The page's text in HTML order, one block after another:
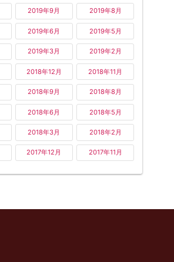
2019年9月 2019年8月
2019年6月 2019年5月
2019年3月 2019年2月
2018年12月 2018年11月
2018年9月 2018年8月
2018年6月 2018年5月
2018年3月 2018年2月
2017年12月 2017年11月